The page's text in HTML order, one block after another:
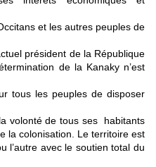
et les autres peuples de
président de la République
de la Kanaky n’est
tous les peuples de disposer
volonté de tous ses habitants
la colonisation. Le territoire est
l’autre avec le soutien total du